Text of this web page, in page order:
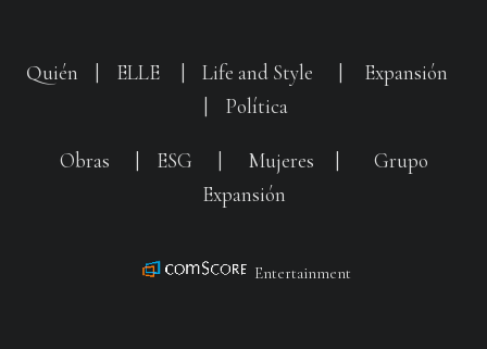
Quién ELLE Life and Style
Expansión
Política
Obras ESG Mujeres
Grupo
Expansión
Entertainment